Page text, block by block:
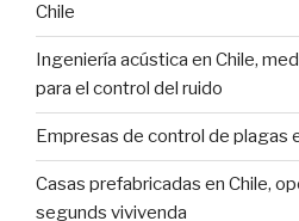
Chile
Ingeniería acústica en Chile,
para el control del ruido
Empresas de control de plagas
Casas prefabricadas en Chile,
segunds vivivenda